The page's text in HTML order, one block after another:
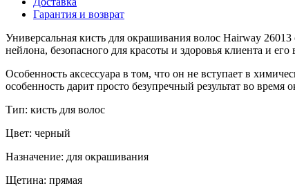
Гарантия и возврат
Универсальная кисть для окрашивания волос Hairway
нейлона, безопасного для красоты и здоровья клиента и его
Особенность аксессуара в том, что он не вступает в
особенность дарит просто безупречный результат во время
Тип: кисть для волос
Цвет: черный
Назначение: для окрашивания
Щетина: прямая